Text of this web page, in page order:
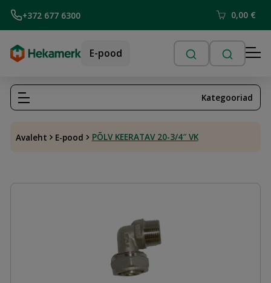
+372 677 6300 0,00 €
E-pood
Avaleht E-pood PÕLV KEERATAV 20-3/4″ VK
Kategooriad